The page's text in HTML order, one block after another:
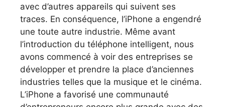
avec d’autres appareils qui suivent ses
traces. En conséquence, l’iPhone a engendré
une toute autre industrie. Même avant
l’introduction du téléphone intelligent, nous
avons commencé à voir des entreprises se
développer et prendre la place d’anciennes
industries telles que la musique et le cinéma.
L’iPhone a favorisé une communauté